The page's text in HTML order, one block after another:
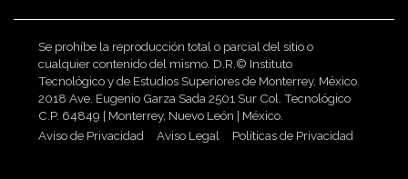
Se prohíbe la reproducción total o parcial del sitio o
cualquier contenido del mismo. D.R.© Instituto
Tecnológico y de Estudios Superiores de Monterrey, México.
2018 Ave. Eugenio Garza Sada 2501 Sur Col. Tecnológico
C.P. 64849 | Monterrey, Nuevo León | México.
Aviso de Privacidad
Aviso Legal Políticas de Privacidad